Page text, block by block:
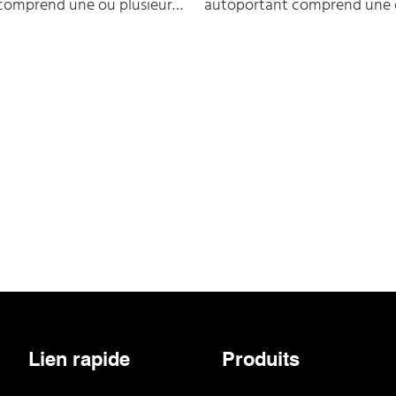
une ou plusieurs
autoportant comprend une
Lien rapide Produits